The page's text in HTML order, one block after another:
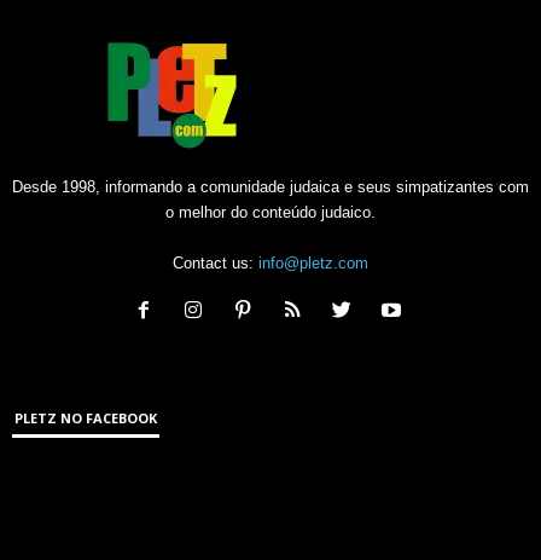
Desde 1998, informando a comunidade judaica e seus simpatizantes com
o melhor do conteúdo judaico.
Contact us: info@pletz.com
PLETZ NO FACEBOOK